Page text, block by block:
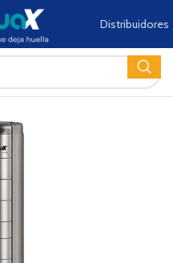
Distribuidores